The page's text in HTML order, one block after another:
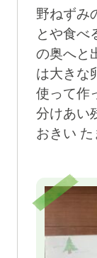
野ねずみ
とや食べ
の奥へと
は大きな
使って作
分けあい
おきい た